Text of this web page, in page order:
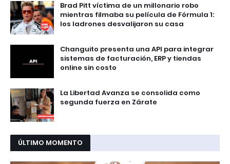
Brad Pitt víctima de un millonario robo
mientras filmaba su película de Fórmula 1:
los ladrones desvalijaron su casa
Changuito presenta una API para integrar
sistemas de facturación, ERP y tiendas
online sin costo
La Libertad Avanza se consolida como
segunda fuerza en Zárate
ÚLTIMO MOMENTO